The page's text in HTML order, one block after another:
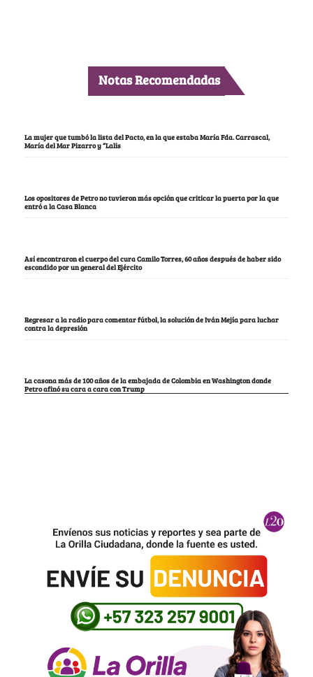
Notas Recomendadas
La mujer que tumbó la lista del Pacto, en la que estaba María Fda. Carrascal,
María del Mar Pizarro y “Lalis
Los opositores de Petro no tuvieron más opción que criticar la puerta por la que
entró a la Casa Blanca
Así encontraron el cuerpo del cura Camilo Torres, 60 años después de haber sido
escondido por un general del Ejército
Regresar a la radio para comentar fútbol, la solución de Iván Mejía para luchar
contra la depresión
La casona más de 100 años de la embajada de Colombia en Washington donde
Petro afinó su cara a cara con Trump